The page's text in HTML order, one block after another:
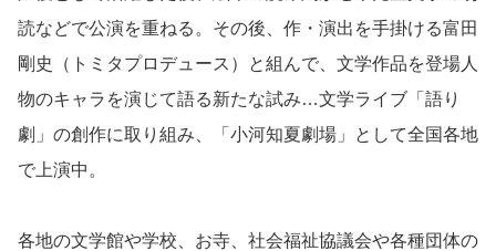
読などで公演を重ねる。その後、作・演出を手掛ける富田
剛史（トミタプロデュース）と組んで、文学作品を登場人
物のキャラを演じて語る新たな試み…文学ライブ「語り
劇」の創作に取り組み、「小河知夏劇場」として全国各地
で上演中。
各地の文学館や学校、お寺、社会福祉協議会や各種団体の